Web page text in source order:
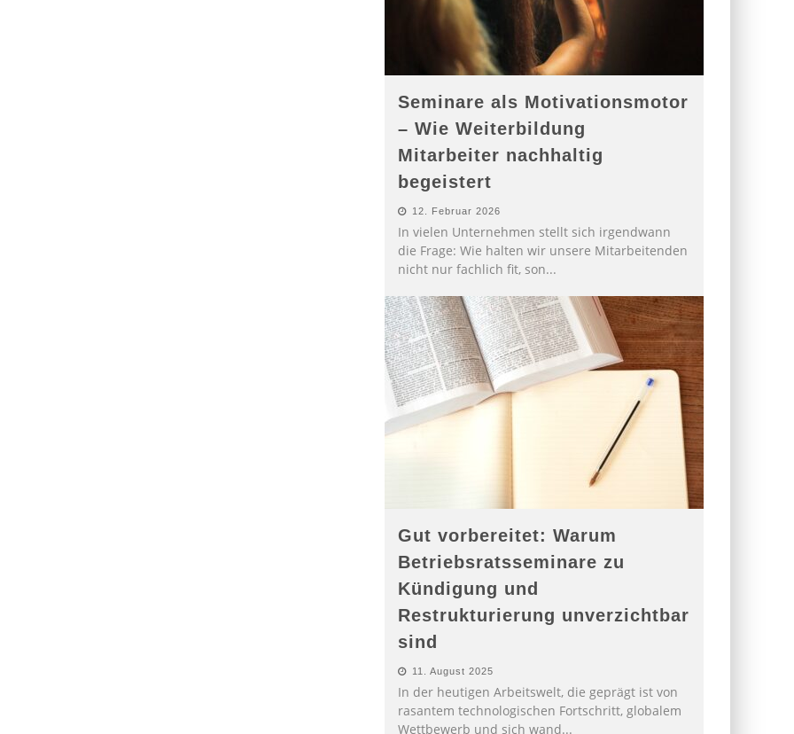
Seminare als Motivationsmotor
– Wie Weiterbildung
Mitarbeiter nachhaltig
begeistert
12. Februar 2026
In vielen Unternehmen stellt sich irgendwann
die Frage: Wie halten wir unsere Mitarbeitenden
nicht nur fachlich fit, son...
Gut vorbereitet: Warum
Betriebsratsseminare zu
Kündigung und
Restrukturierung unverzichtbar
sind
11. August 2025
In der heutigen Arbeitswelt, die geprägt ist von
rasantem technologischen Fortschritt, globalem
Wettbewerb und sich wand...